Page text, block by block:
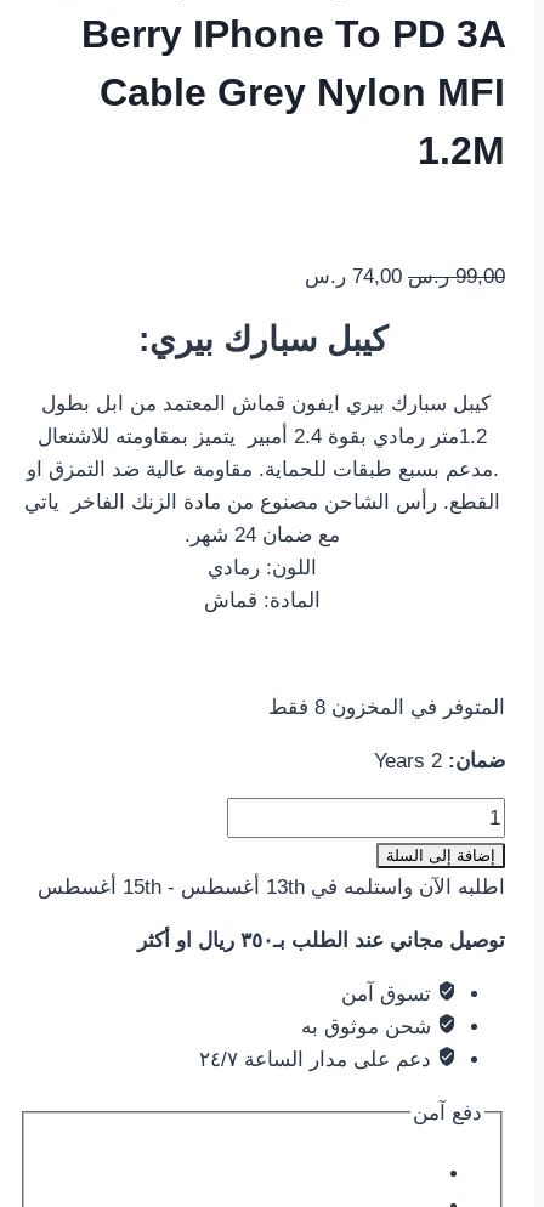
Berry IPhone To PD 3A
Cable Grey Nylon MFI
1.2M
99,00 ر.س 74,00 ر.س
:كيبل سبارك بيري
كيبل سبارك بيري ايفون قماش المعتمد من ابل بطول
1.2متر رمادي بقوة 2.4 أمبير يتميز بمقاومته للاشتعال
.مدعم بسبع طبقات للحماية. مقاومة عالية ضد التمزق او
القطع. رأس الشاحن مصنوع من مادة الزنك الفاخر ياتي
مع ضمان 24 شهر.
اللون: رمادي
المادة: قماش
المتوفر في المخزون 8 فقط
ضمان:
إضافة إلى السلة
اطلبه الآن واستلمه في 13th أغسطس - 15th أغسطس
توصيل مجاني عند الطلب بـ٣٥٠ ريال او أكثر
تسوق آمن
شحن موثوق به
دعم على مدار الساعة ٢٤/٧
دفع آمن